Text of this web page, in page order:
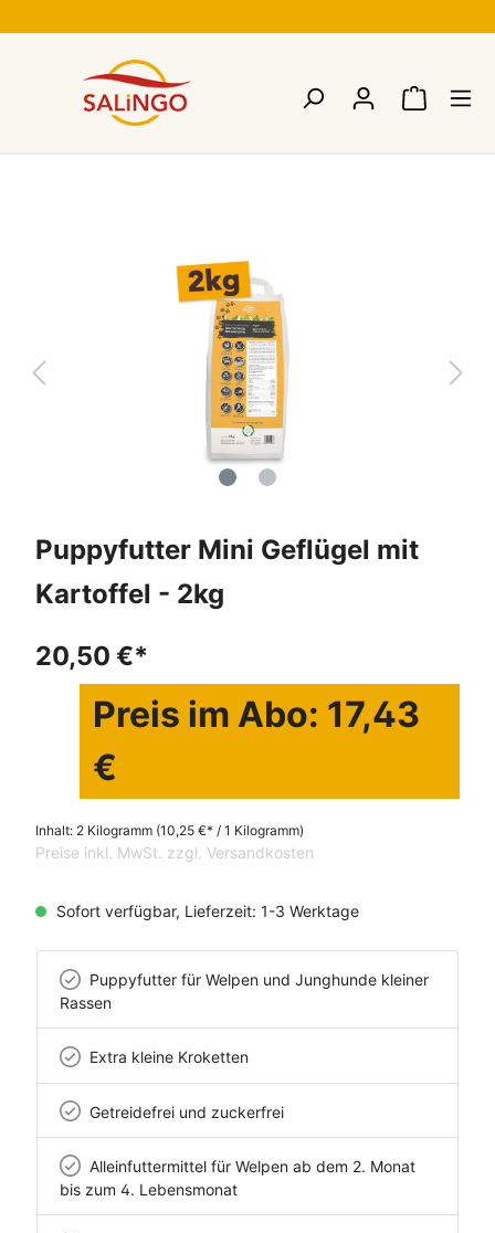
Puppyfutter Mini Geflügel mit
Kartoffel - 2kg
20,50 €*
Preis im Abo: 17,43
€
Inhalt: 2 Kilogramm (10,25 €* / 1 Kilogramm)
Preise inkl. MwSt. zzgl. Versandkosten
Sofort verfügbar, Lieferzeit: 1-3 Werktage
Puppyfutter für Welpen und Junghunde kleiner
Rassen
Extra kleine Kroketten
Getreidefrei und zuckerfrei
Alleinfuttermittel für Welpen ab dem 2. Monat
bis zum 4. Lebensmonat